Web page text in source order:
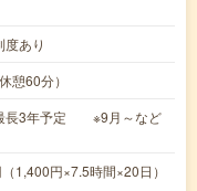
あり
60分）
最長3年予定 ※9月～など
円×7.5時間×20日）